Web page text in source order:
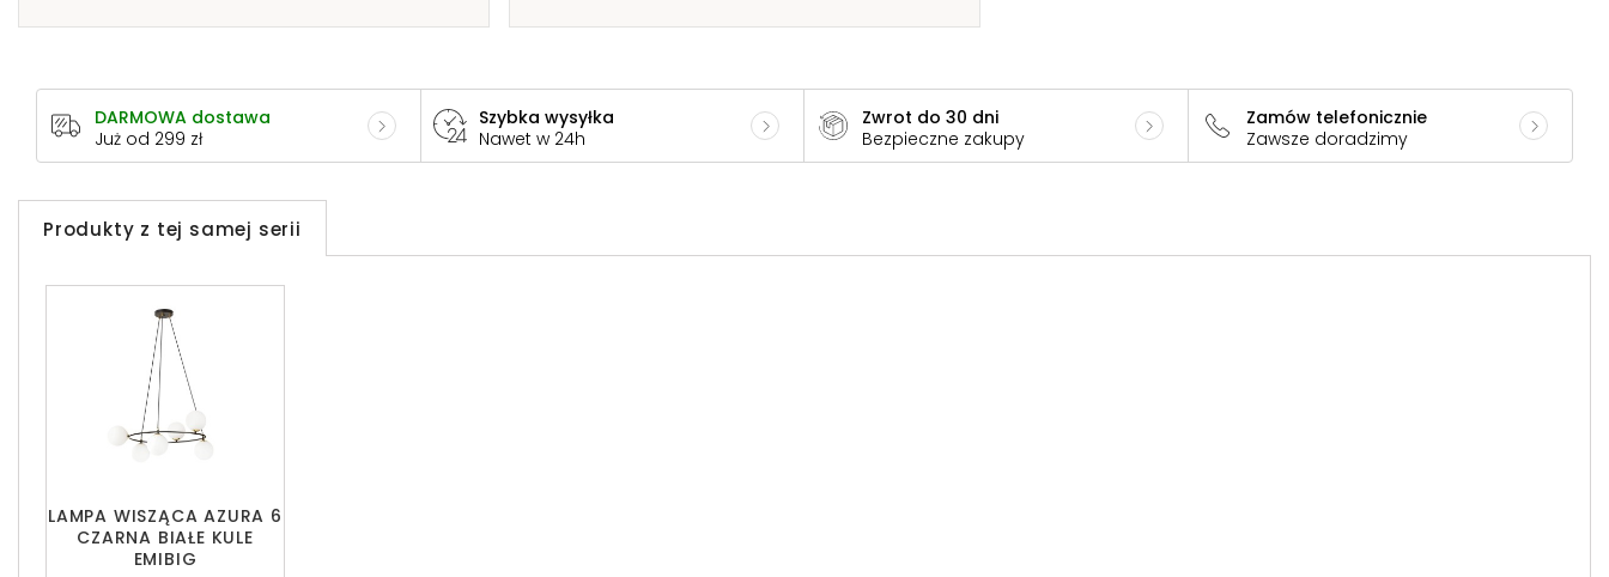
DARMOWA dostawa
Już od 299 zł
Szybka wysyłka
Nawet w 24h
Zwrot do 30 dni
Bezpieczne zakupy
Zamów telefonicznie
Zawsze doradzimy
Produkty z tej samej serii
LAMPA WISZĄCA AZURA 6
CZARNA BIAŁE KULE
EMIBIG